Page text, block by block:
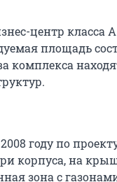
центр класса
площадь
комплекса
году по
корпуса, на
зона с